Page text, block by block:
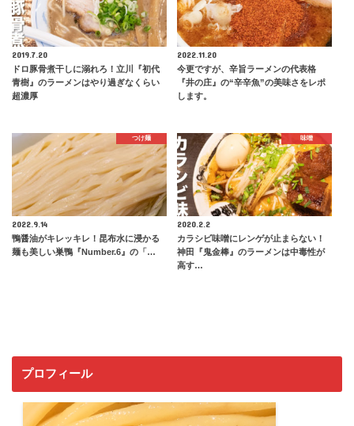
2019.7.20
ドロ豚骨煮干しに溺れろ！立川『初代
青樹』のラーメンはやり過ぎなくらい
超濃厚
2022.11.20
今更ですが、辛旨ラーメンの代表格
『井の庄』の“辛辛魚”の美味さをレポ
します。
つけ麺
2022.9.14
鴨醤油がキレッキレ！昆布水に浸かる
麺も美しい巣鴨『Number.6』の「…
味噌
2020.2.2
カラシビ味噌にレンゲが止まらない！
神田『鬼金棒』のラーメンは中毒性が
高す…
プロフィール